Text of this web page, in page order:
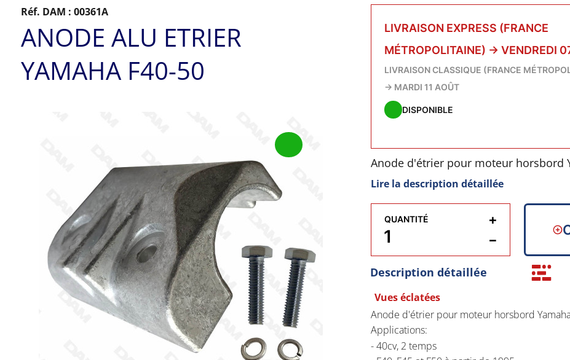
Réf. DAM :00361A
ANODE ALU ETRIER
YAMAHA F40-50
LIVRAISON EXPRESS (FRANCE
MÉTROPOLITAINE) → VENDREDI
LIVRAISON CLASSIQUE (FRANCE
→ MARDI 11 AOÛT
DISPONIBLE
Anode d'étrier pour moteur horsbord
Applications:
- 40cv, 2 temps
- F40, F45 et F50 à partir de 1995
Lire la description détaillée
QUANTITÉ
−
+
Description détaillée
Vues éclatées
Anode d'étrier pour moteur horsbord
Applications:
- 40cv, 2 temps